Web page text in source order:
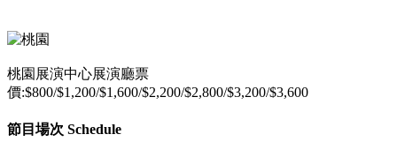
桃園展演中心展演廳票
價:$800/$1,200/$1,600/$2,200/$2,800/$3,200/$3,600
節目場次 Schedule